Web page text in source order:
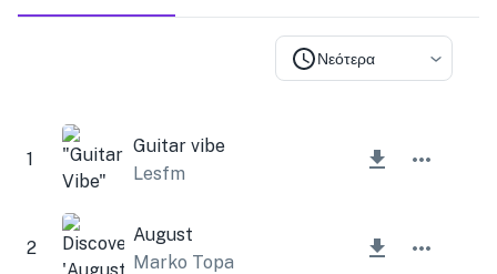
Νεότερα
1
Guitar vibe
Lesfm
2
August
Marko Topa